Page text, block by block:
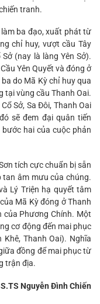
tranh.
ba đạo, xuất phát từ
chỉ huy, vượt cầu Tây
(nay là làng Yên Sở).
Yên Quyết và đóng ở
do Mã Kỳ chỉ huy qua
tại vùng cầu Thanh Oai.
Sở, Sa Đôi, Thanh Oai
sẽ đem đại quân tiến
hai của cuộc phản
tích cực chuẩn bị sẵn
âm mưu của chúng.
Lý Triện hạ quyết tâm
Mã Kỳ đóng ở Thanh
Phương Chính. Một
cơ động đến mai phục
Thanh Oai). Nghĩa
đồng để mai phục từ
trận địa.
Nguyễn Đình Chiến